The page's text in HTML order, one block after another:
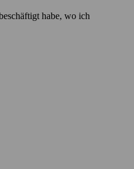
habe, wo ich